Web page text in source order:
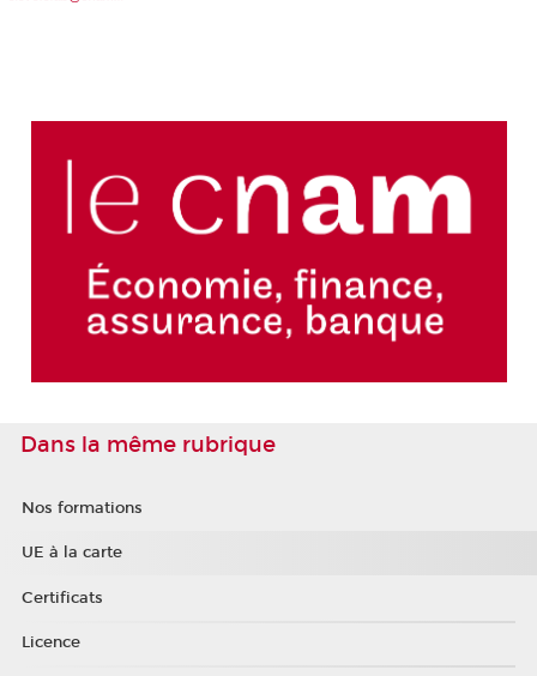
Dans la même rubrique
Nos formations
UE à la carte
Certificats
Licence